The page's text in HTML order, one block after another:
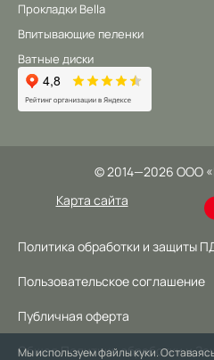
Прокладки Bella
Впитывающие пеленки
Ватные диски
©2014—2026 ООО
Карта сайта
Политика обработки и защиты
Пользовательское соглашение
Публичная оферта
Общая Политика обработки и
Мы используем файлы куки.